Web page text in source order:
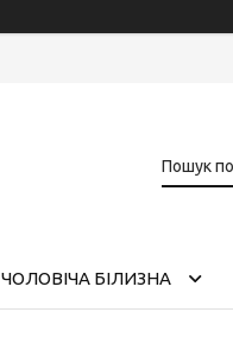
ЧОЛОВІЧА БІЛИЗНА